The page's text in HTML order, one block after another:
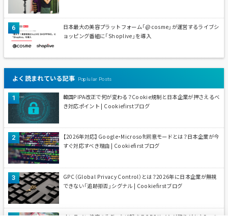
日本最大の美容プラットフォーム「@cosme」が運営するライブシ
ョッピング番組に「Shoplive」を導入
よく読まれている記事 Poplular Posts
韓国PIPA改正で何が変わる？Cookie規制と日本企業が押さえるべ
き対応ポイント | Cookiefirstブログ
【2026年対応】Google・Microsoft同意モードとは？日本企業が今
すぐ対応すべき理由 | Cookiefirstブログ
GPC（Global Privacy Control）とは？2026年に日本企業が無視
できない「追跡拒否」シグナル | Cookiefirstブログ